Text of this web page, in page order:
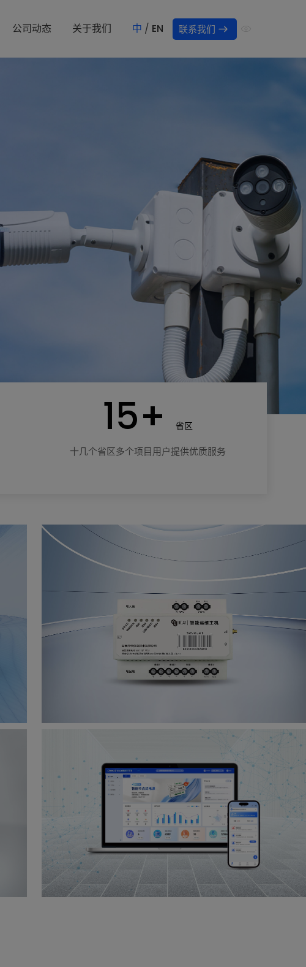
联系我们
公司动态 关于我们 中 / EN
15+ 省区
十几个省区多个项目用户提供优质服务
御·前卫智能运维主机
磐石致维智能运维管理平
台